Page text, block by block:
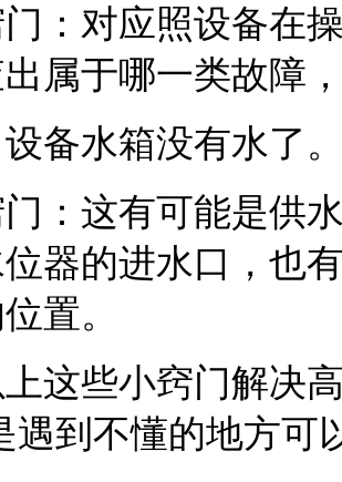
对应照设备在操
属于哪一类故障
水箱没有水了
这有可能是供水
器的进水口，也
置。
些小窍门解决高
遇到不懂的地方可